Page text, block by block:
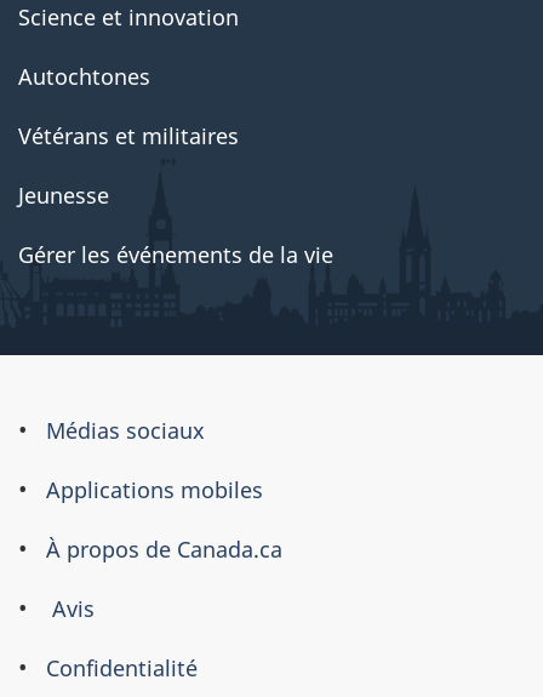
Science et innovation
Autochtones
Vétérans et militaires
Jeunesse
Gérer les événements de la vie
À
propos
ce
site
Médias sociaux
Applications mobiles
À propos de Canada.ca
Avis
Confidentialité